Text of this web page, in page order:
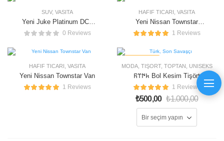
SUV, VASITA
Yeni Juke Platinum DCT
(Çift Renk)0 Reviews
HAFIF TICARI VASITA
Yeni Nissan Townstar
Combi1 Reviews
HAFIF TICARI VASITA
Yeni Nissan Townstar Van
1 Reviews
MODA, TIŞÖRT, TOPTAN ÜNISEKS
𐱅𐰇𐰼𐰜 Bol Kesim Tişört
1 Reviews
₺500,00 ₺1.000,00